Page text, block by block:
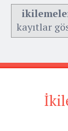
kayıtlar